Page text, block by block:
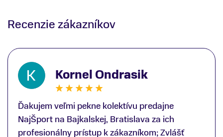
Recenzie zákazníkov
Kornel Ondrasik
Ďakujem veľmi pekne kolektívu predajne
NajŠport na Bajkalskej, Bratislava za ich
profesionálny prístup k zákazníkom; Zvlášť